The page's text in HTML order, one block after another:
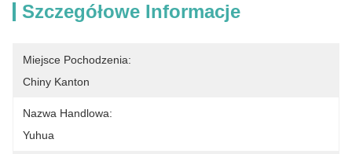
Szczegółowe Informacje
Miejsce Pochodzenia:
Chiny Kanton
Nazwa Handlowa:
Yuhua